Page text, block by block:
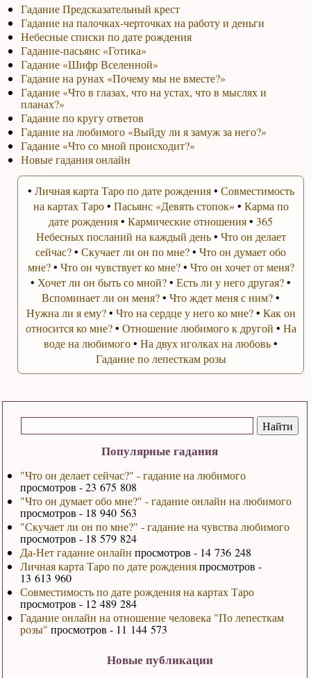
Популярные гадания
"Что он делает сейчас?" - гадание на любимого
просмотров - 23 675 808
"Что он думает обо мне?" - гадание онлайн на любимого
просмотров - 18 940 563
"Скучает ли он по мне?" - гадание на чувства любимого
просмотров - 18 579 824
Да-Нет гадание онлайн просмотров - 14 736 248
Личная карта Таро по дате рожденияпросмотров -
13 613 960
Совместимость по дате рождения на картах Таро
просмотров - 12 489 284
Гадание онлайн на отношение человека "По лепесткам
розы" просмотров - 11 144 573
Новые публикации
Гадание Предсказательный крест
Гадание на палочках-черточках на работу и деньги
Небесные списки по дате рождения
Гадание-пасьянс «Готика»
Гадание «Шифр Вселенной»
Гадание на рунах «Почему мы не вместе?»
Гадание «Что в глазах, что на устах, что в мыслях и
планах?»
Гадание по кругу ответов
Гадание на любимого «Выйду ли я замуж за него?»
Гадание «Что со мной происходит?»
Новые гадания онлайн
• Личная карта Таро по дате рождения• Совместимость
на картах Таро• Пасьянс «Девять стопок» • Карма по
дате рождения•Кармические отношения•365
Небесных посланий на каждый день• Что он делает
сейчас?•Скучает ли он по мне?•Что он думает обо
мне?• Что он чувствует ко мне?• Что он хочет от меня?
• Хочет ли он быть со мной?•Есть ли у него другая?•
Вспоминает ли он меня?•Что ждет меня с ним?•
Нужна ли я ему?• Что на сердце у него ко мне?• Как он
относится ко мне?• Отношение любимого к другой • На
воде на любимого•На двух иголках на любовь•
Гадание по лепесткам розы